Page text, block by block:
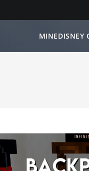
MINEDISNEY